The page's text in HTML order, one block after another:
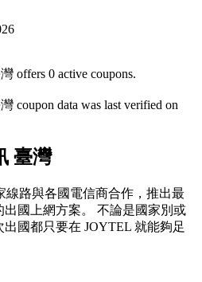
offers 0 active coupons.
coupon data was last verified on
臺灣
線路與各國電信商合作，推出最
國上網方案。 不論是國家別或
國都只要在 JOYTEL 就能夠足